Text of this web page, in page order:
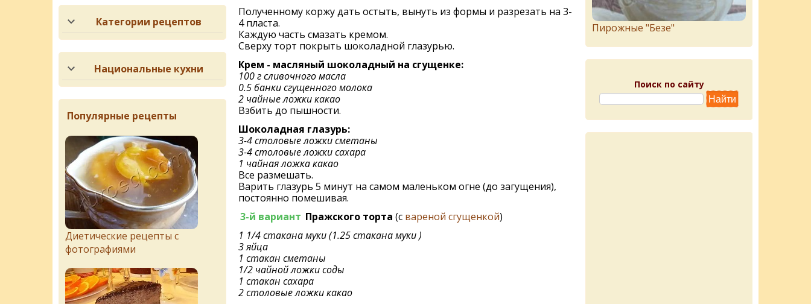
Полученному коржу дать остыть, вынуть из формы и разрезать на 3-
4 пласта.
Каждую часть смазать кремом.
Сверху торт покрыть шоколадной глазурью.
Крем - масляный шоколадный на сгущенке:
100 г сливочного масла
0.5 банки сгущенного молока
2 чайные ложки какао
Взбить до пышности.
Шоколадная глазурь:
3-4 столовые ложки сметаны
3-4 столовые ложки сахара
1 чайная ложка какао
Все размешать.
Варить глазурь 5 минут на самом маленьком огне (до загущения),
постоянно помешивая.
3-й вариант Пражского торта (с вареной сгущенкой)
1 1/4 стакана муки (1.25 стакана муки )
3 яйца
1 стакан сметаны
1/2 чайной ложки соды
1 стакан сахара
2 столовые ложки какао
Категории рецептов
Национальные кухни
Популярные рецепты
Диетические рецепты с
фотографиями
Пирожныe "Бeзe"
Поиск по сайту